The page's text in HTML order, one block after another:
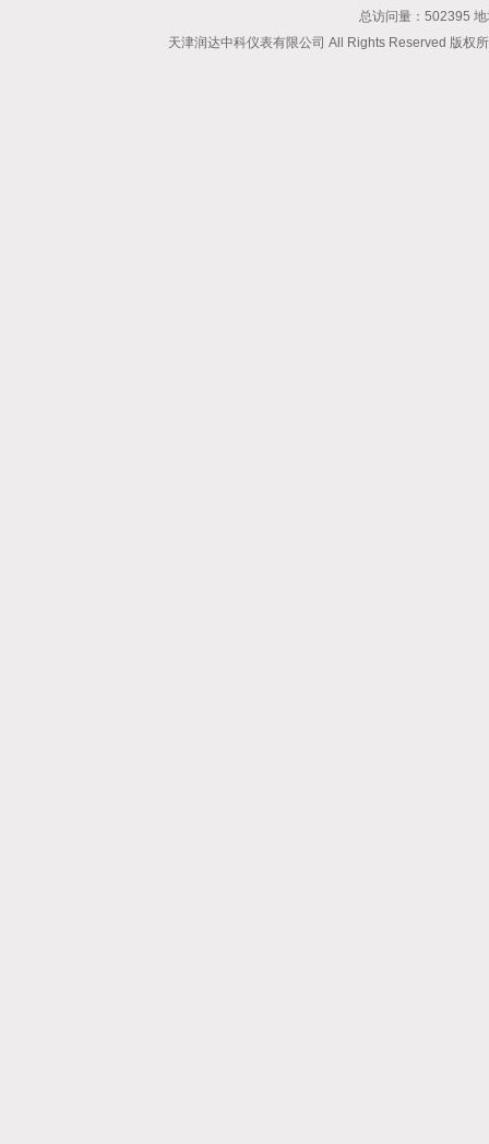
总访问量：502395
天津润达中科仪表有限公司 All Rights Reserved 版权